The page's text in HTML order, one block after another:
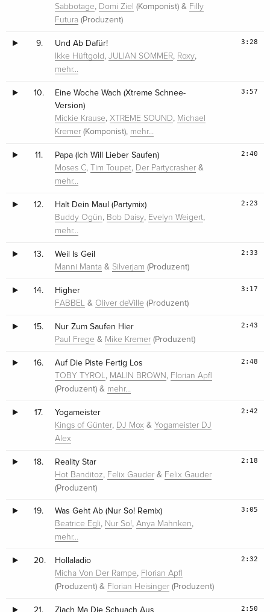
Sabbotage, Domi Ziel (Komponist) & Filly
Futura (Produzent)
9. Und Ab Dafür!
Ikke Hüftgold ,JULIAN SOMMER, Roxy,
mehr…
3:28
10.
Eine Woche Wach (Xtreme Schnee-
Version)
Mickie Krause,XTREME SOUND, Michael
Kremer (Komponist), mehr…
3:57
11. Papa (Ich Will Lieber Saufen)
Moses C, Tim Toupet, Der Partycrasher &
mehr…
2:40
12. Halt Dein Maul (Partymix)
Buddy Ogün, Bob Daisy, Evelyn Weigert,
mehr…
2:23
13. Weil Is Geil
Manni Manta & Silverjam (Produzent)
2:33
14. Higher
FABBEL & Oliver deVille (Produzent)
3:17
15. Nur Zum Saufen Hier
Paul Frege & Mike Kremer (Produzent)
2:43
16. Auf Die Piste Fertig Los
TOBY TYROL, MALIN BROWN , Florian Apfl
(Produzent) & mehr…
2:48
17. Yogameister
Kings of Günter, DJ Mox &Yogameister DJ
Alex
2:42
18. Reality Star
Hot Banditoz, Felix Gauder & Felix Gauder
(Produzent)
2:18
19. Was Geht Ab (Nur So! Remix)
Beatrice Egli, Nur So!,Anya Mahnken,
mehr…
3:05
20. Hollaladio
Micha Von Der Rampe, Florian Apfl
(Produzent) & Florian Heisinger (Produzent)
2:32
2:50